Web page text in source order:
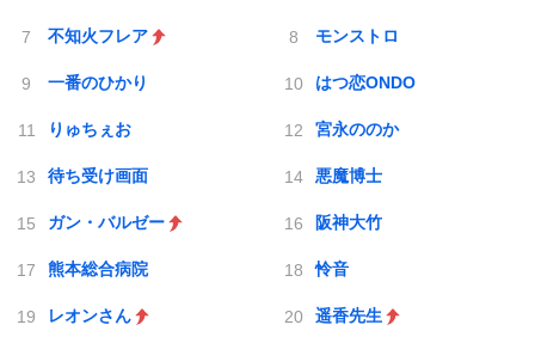
不知火フレア モンストロ
一番のひかり はつ恋ONDO
りゅちぇお 宮永ののか
待ち受け画面 悪魔博士
ガン・バルゼー 阪神大竹
熊本総合病院 怜音
レオンさん 遥香先生